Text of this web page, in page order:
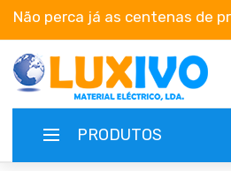
Não perca já as centenas de
PRODUTOS